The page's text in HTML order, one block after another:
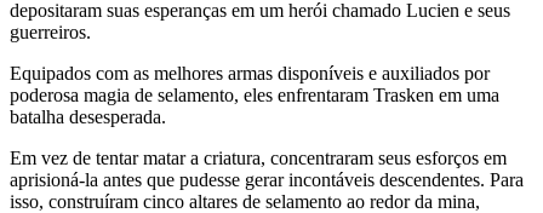
depositaram suas esperanças em um herói chamado Lucien e seus
guerreiros.
Equipados com as melhores armas disponíveis e auxiliados por
poderosa magia de selamento, eles enfrentaram Trasken em uma
batalha desesperada.
Em vez de tentar matar a criatura, concentraram seus esforços em
aprisioná-la antes que pudesse gerar incontáveis descendentes. Para
isso, construíram cinco altares de selamento ao redor da mina,